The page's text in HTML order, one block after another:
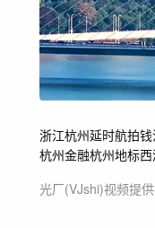
浙江杭州延时航拍钱
杭州金融杭州地标
光厂(VJshi)视频提供